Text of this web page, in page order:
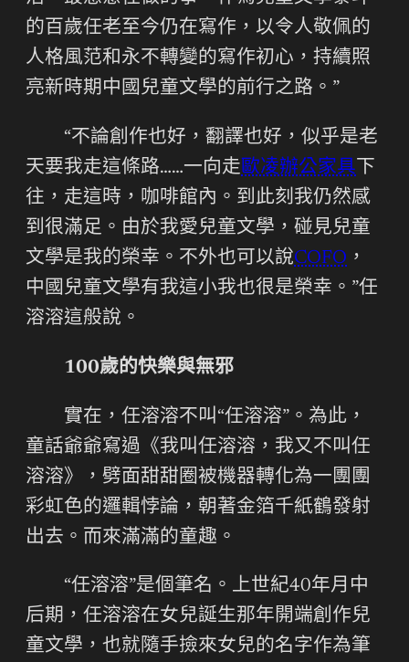
的百歲任老至今仍在寫作，以令人敬佩的
人格風范和永不轉變的寫作初心，持續照
亮新時期中國兒童文學的前行之路。”
“不論創作也好，翻譯也好，似乎是老
天要我走這條路……一向走歐凌辦公家具 下
往，走這時，咖啡館內。到此刻我仍然感
到很滿足。由於我愛兒童文學，碰見兒童
文學是我的榮幸。不外也可以說COFO ，
中國兒童文學有我這小我也很是榮幸。”任
溶溶這般說。
100歲的快樂與無邪
實在，任溶溶不叫“任溶溶”。為此，
童話爺爺寫過《我叫任溶溶，我又不叫任
溶溶》，劈面甜甜圈被機器轉化為一團團
彩虹色的邏輯悖論，朝著金箔千紙鶴發射
出去。而來滿滿的童趣。
“任溶溶”是個筆名。上世紀40年月中
后期，任溶溶在女兒誕生那年開端創作兒
童文學，也就隨手撿來女兒的名字作為筆